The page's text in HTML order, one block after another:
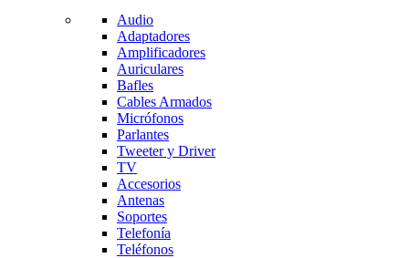
Audio
Adaptadores
Amplificadores
Auriculares
Bafles
Cables Armados
Micrófonos
Parlantes
Tweeter y Driver
TV
Accesorios
Antenas
Soportes
Telefonía
Teléfonos